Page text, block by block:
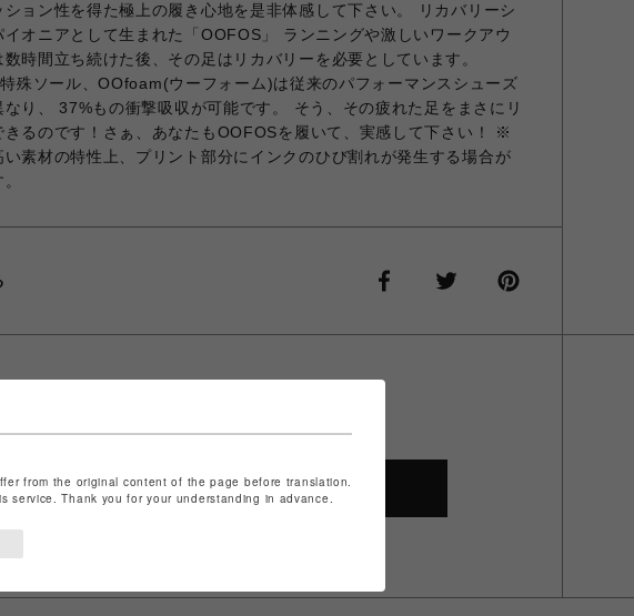
ション性を得た極上の履き心地を是非体感して下さい。 リカバリーシ
イオニアとして生まれた「OOFOS」 ランニングや激しいワークアウ
数時間立ち続けた後、その足はリカバリーを必要としています。
殊ソール、OOfoam(ウーフォーム)は従来のパフォーマンスシューズ
なり、 37%もの衝撃吸収が可能です。 そう、その疲れた足をまさにリ
きるのです！さぁ、あなたもOOFOSを履いて、実感して下さい！ ※
い素材の特性上、プリント部分にインクのひび割れが発生する場合が
SHOP TOP
from the original content of the page before translation.
service. Thank you for your understanding in advance.